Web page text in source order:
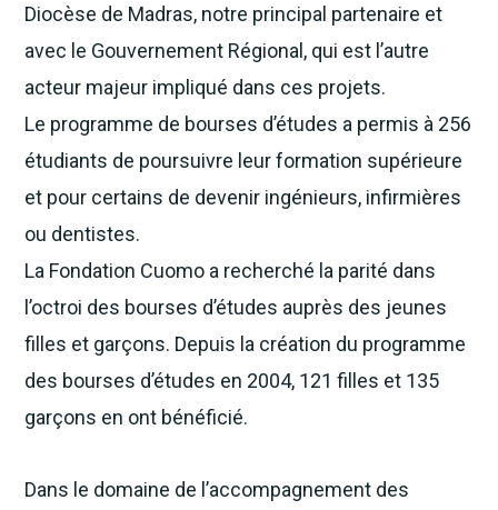
Diocèse de Madras, notre principal partenaire et
avec le Gouvernement Régional, qui est l’autre
acteur majeur impliqué dans ces projets.
Le programme de bourses d’études a permis à 256
étudiants de poursuivre leur formation supérieure
et pour certains de devenir ingénieurs, infirmières
ou dentistes.
La Fondation Cuomo a recherché la parité dans
l’octroi des bourses d’études auprès des jeunes
filles et garçons. Depuis la création du programme
des bourses d’études en 2004, 121 filles et 135
garçons en ont bénéficié.
Dans le domaine de l’accompagnement des